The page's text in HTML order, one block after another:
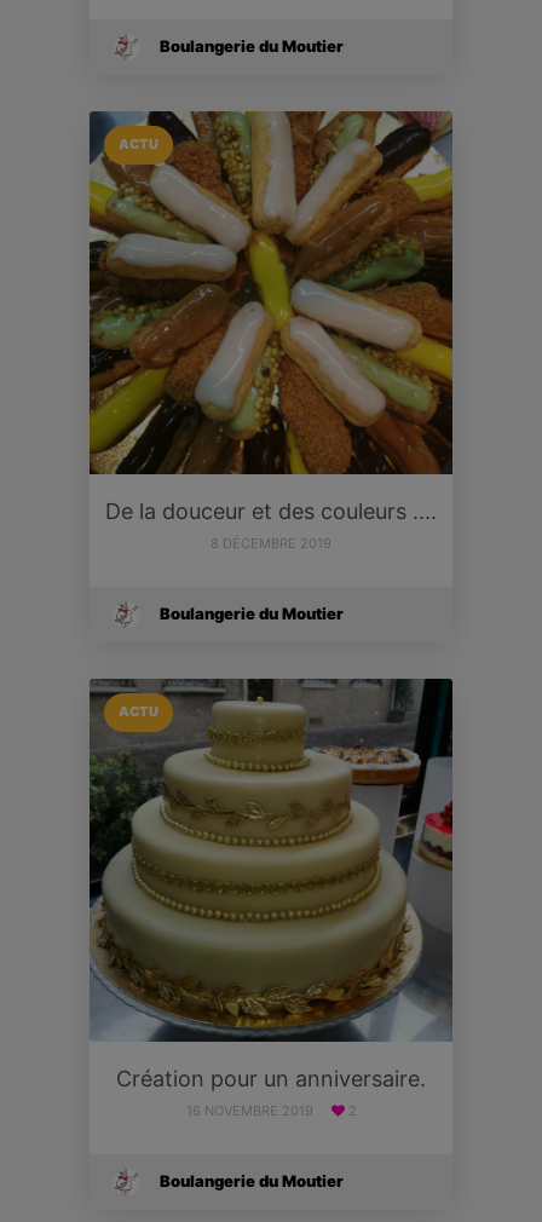
Boulangerie du Moutier
ACTU
De la douceur et des couleurs ....
8 DÉCEMBRE 2019
Boulangerie du Moutier
ACTU
Création pour un anniversaire.
16 NOVEMBRE 2019 2
Boulangerie du Moutier